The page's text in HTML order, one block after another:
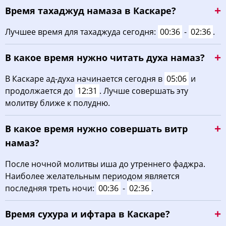
22, Сб 02:49 05:17
02:53 05:19 12:39 16:34 19:58 22:10
24, Пн 02:57 05:21 12:39 16:32 19:55 22:06
03:01 05:23 12:38 16:31 19:53
03:04 05:25 12:38
27, Чт 03:08 05:27 12:38 16:28 19:47 21:54
29, Сб 03:15 05:31 12:37 16:24 19:42
30, Вс 03:18 05:33 12:37 16:23 19:39 21:43
03:22 05:36 12:37
Время тахаджуд намаза в Каскаре?
Лучшее время для тахаджуда сегодня: 00:36 - 02:36 .
В какое время нужно читать духа намаз?
В Каскаре ад-духа начинается сегодня в 05:06 и
продолжается до 12:31 . Лучше совершать эту
молитву ближе к полудню.
В какое время нужно совершать витр
намаз?
После ночной молитвы иша до утреннего фаджра.
Наиболее желательным периодом является
последняя треть ночи: 00:36 - 02:36 .
Время сухура и ифтара в Каскаре?